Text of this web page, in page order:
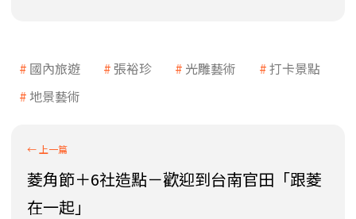
國內旅遊 張裕珍 光雕藝術
打卡景點
地景藝術
菱角節＋6社造點－歡迎到台南官田「跟菱
在一起」